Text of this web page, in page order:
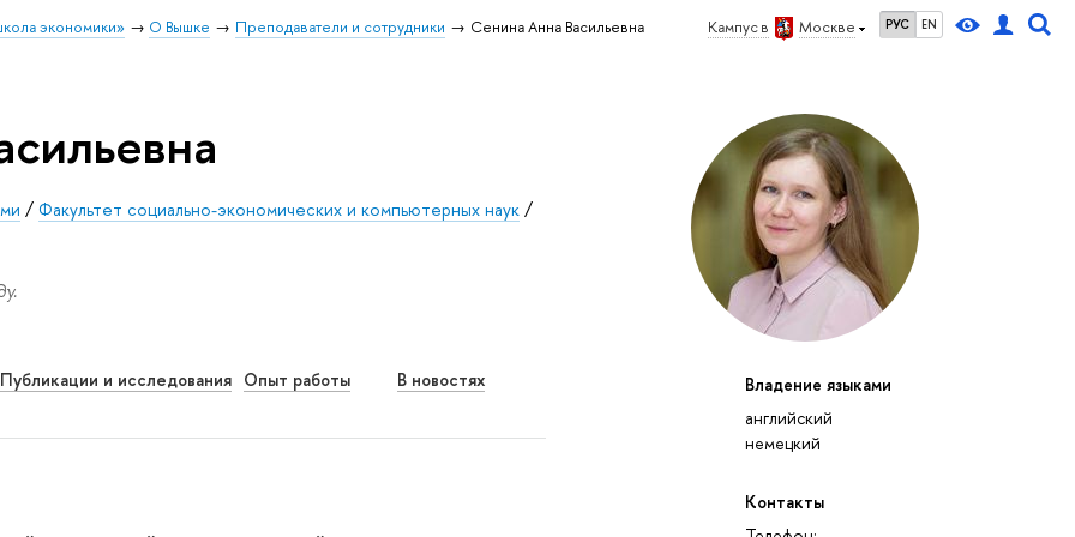
Кампус в Москве РУС EN
экономики» О Вышке Преподаватели и сотрудники Сенина Анна Васильевна
Владение языками
английский
немецкий
Контакты
/Факультет социально-экономических и компьютерных наук /
Публикации и исследования Опыт работы В новостях